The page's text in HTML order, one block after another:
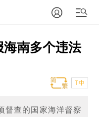
海南多个违法
T中
督查的国家海洋督察